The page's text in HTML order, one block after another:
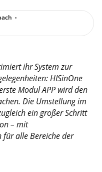
ihr System zur
HISinOne
Modul APP wird den
Die Umstellung im
ein großer Schritt
– mit
für alle Bereiche der